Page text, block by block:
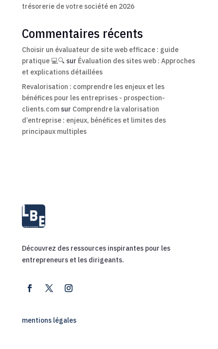
trésorerie de votre société en 2026
Commentaires récents
Choisir un évaluateur de site web efficace : guide
pratique 💻🔍 sur Évaluation des sites web : Approches
et explications détaillées
Revalorisation : comprendre les enjeux et les
bénéfices pour les entreprises - prospection-
clients.comsur Comprendre la valorisation
d’entreprise : enjeux, bénéfices et limites des
principaux multiples
Découvrez des ressources inspirantes pour les
entrepreneurs et les dirigeants.
mentions légales